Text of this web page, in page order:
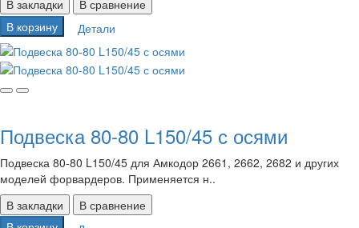
В закладки
В сравнение
В корзину
Детали
Подвеска 80-80 L150/45 с осями
Подвеска 80-80 L150/45 для Амкодор 2661, 2662, 2682 и других
моделей форвардеров. Применяется н..
В закладки
В сравнение